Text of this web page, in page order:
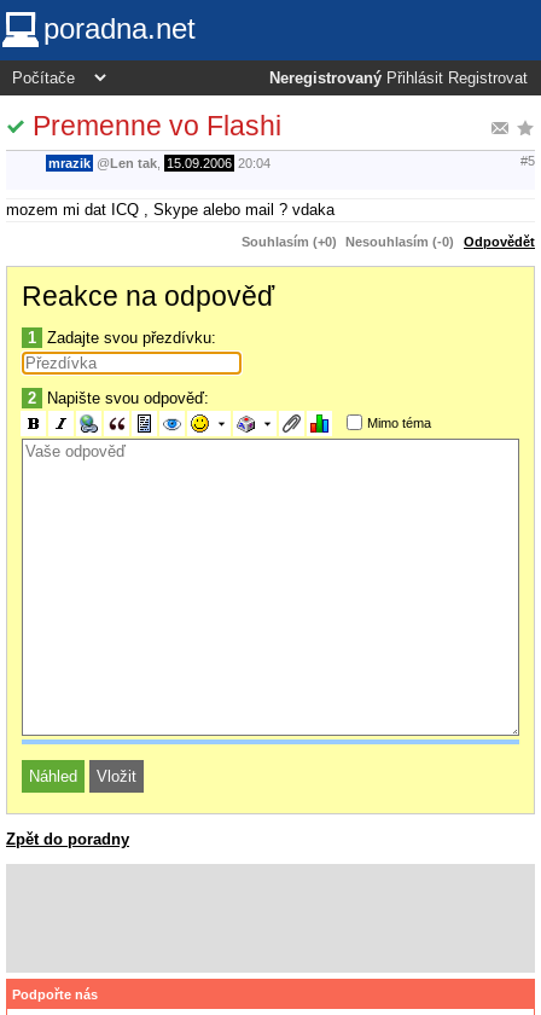
poradna.net
Neregistrovaný Přihlásit Registrovat
Premenne vo Flashi
mrazik @Len tak 15.09.2006 20:04 #5
mozem mi dat ICQ , Skype alebo mail ? vdaka
Souhlasím (+0) Nesouhlasím (-0) Odpovědět
Reakce na odpověď
1 Zadajte svou přezdívku:
2 Napište svou odpověď:
Mimo téma
Zpět do poradny
Podpořte nás